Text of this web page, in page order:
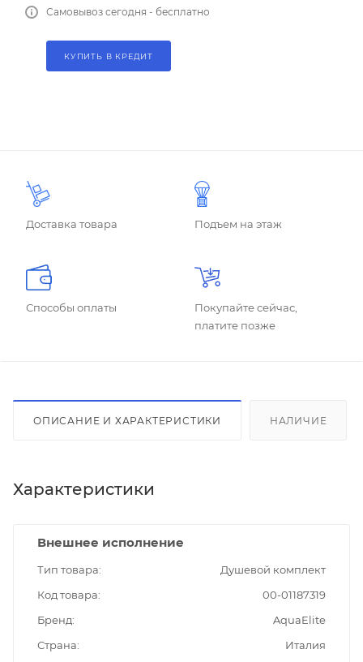
Самовывоз сегодня - бесплатно
КУПИТЬ В КРЕДИТ
Доставка товара Подъем на этаж
Способы оплаты
Покупайте сейчас,
платите позже
ОПИСАНИЕ И ХАРАКТЕРИСТИКИ НАЛИЧИЕ
Характеристики
Внешнее исполнение
Тип товара
Душевой комплект
Код товара
00-01187319
Бренд
AquaElite
Страна
Италия